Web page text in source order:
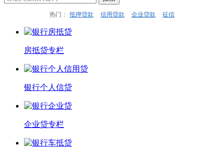
热门： 抵押贷款 信用贷款 企业贷款 征信
房抵贷专栏
银行个人信贷
企业贷专栏